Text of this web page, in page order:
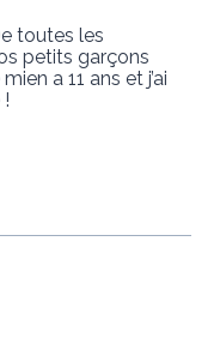
toutes les
petits garçons
a 11 ans et j’ai